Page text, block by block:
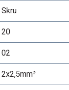
Skru
20
02
2x2,5mm²